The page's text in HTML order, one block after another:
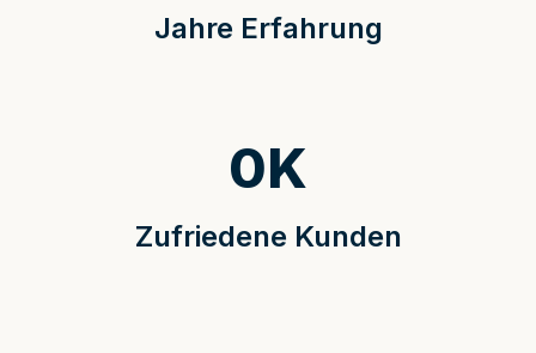
Jahre Erfahrung
Zufriedene Kunden
0K